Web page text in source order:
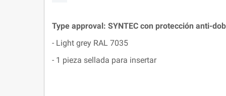
Type approval: SYNTEC con protección anti-
- Light grey RAL 7035
- 1 pieza sellada para insertar